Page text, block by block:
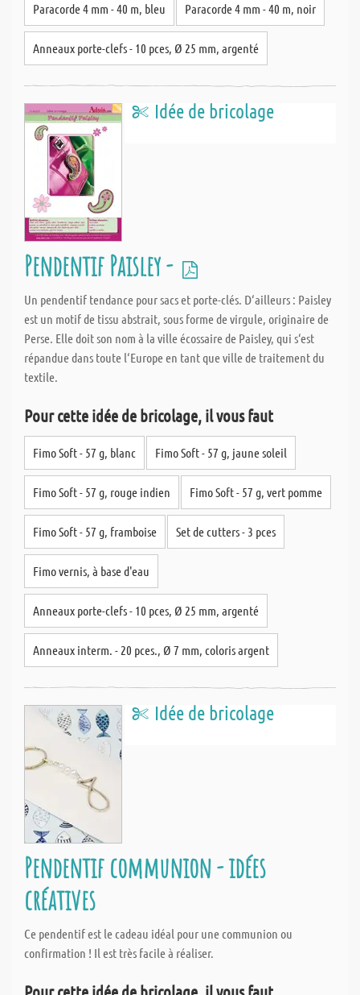
Paracorde 4 mm - 40 m, bleu Paracorde 4 mm - 40 m, noir
Anneaux porte-clefs - 10 pces, Ø 25 mm, argenté
Idée de bricolage
Pendentif Paisley -
Un pendentif tendance pour sacs et porte-clés. D‘ailleurs : Paisley
est un motif de tissu abstrait, sous forme de virgule, originaire de
Perse. Elle doit son nom à la ville écossaire de Paisley, qui s‘est
répandue dans toute l‘Europe en tant que ville de traitement du
textile.
Pour cette idée de bricolage, il vous faut
Fimo Soft - 57 g, blanc Fimo Soft - 57 g, jaune soleil
Fimo Soft - 57 g, rouge indien Fimo Soft - 57 g, vert pomme
Fimo Soft - 57 g, framboise Set de cutters - 3 pces
Fimo vernis, à base d'eau
Anneaux porte-clefs - 10 pces, Ø 25 mm, argenté
Anneaux interm. - 20 pces., Ø 7 mm, coloris argent
Idée de bricolage
Pendentif communion - idées
créatives
Ce pendentif est le cadeau idéal pour une communion ou
confirmation ! Il est très facile à réaliser.